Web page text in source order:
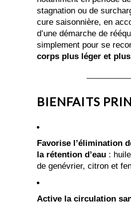
stagnation ou de
cure saisonnière, en
d’une démarche de
simplement pour se
corps plus léger et
BIENFAITS
Favorise l’élimination
la rétention d’eau :
de genévrier, citron et
Active la circulation